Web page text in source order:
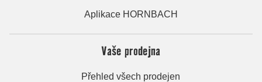
Aplikace HORNBACH
Vaše prodejna
Přehled všech prodejen